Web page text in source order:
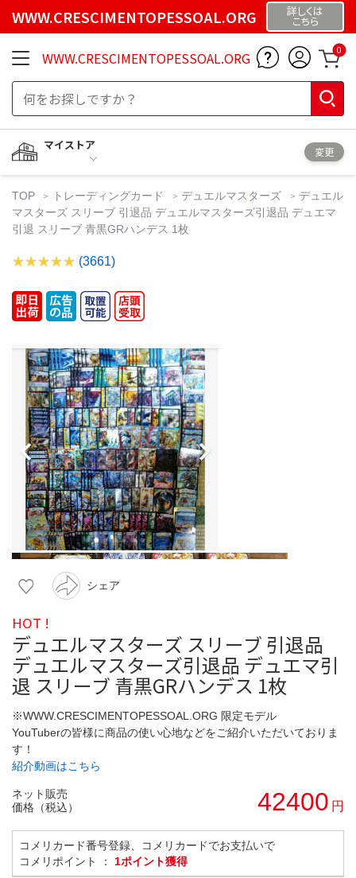
WWW.CRESCIMENTOPESSOAL.ORG 詳しくは
こちら
WWW.CRESCIMENTOPESSOAL.ORG 0
マイストア
変更
TOP トレーディングカード デュエルマスターズ
デュエル
マスターズ スリーブ 引退品 デュエルマスターズ引退品 デュエマ
引退 スリーブ 青黒GRハンデス 1枚
(3661)
シェア
HOT !
デュエルマスターズ スリーブ 引退品
デュエルマスターズ引退品 デュエマ引
退 スリーブ 青黒GRハンデス 1枚
※WWW.CRESCIMENTOPESSOAL.ORG 限定モデル
YouTuberの皆様に商品の使い心地などをご紹介いただいておりま
す！
紹介動画はこちら
ネット販売
価格（税込）
42400 円
コメリカード番号登録、コメリカードでお支払いで
コメリポイント ： 1ポイント獲得